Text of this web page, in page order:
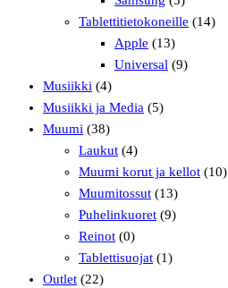
Tablettitietokoneille (14)
Apple (13)
Universal (9)
Musiikki (4)
Musiikki ja Media (5)
Muumi (38)
Laukut (4)
Muumi korut ja kellot (10)
Muumitossut (13)
Puhelinkuoret (9)
Reinot (0)
Tablettisuojat (1)
Outlet (22)